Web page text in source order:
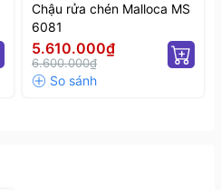
Chậu rửa chén Malloca MS
6081
5.610.000₫
6.600.000₫